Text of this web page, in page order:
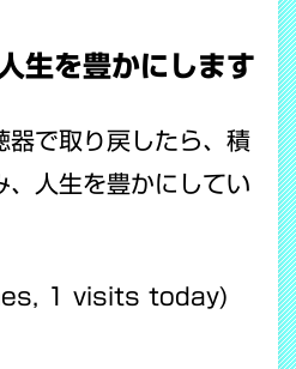
生を豊かにします
で取り戻したら、積
、人生を豊かにしてい
1 visits today)